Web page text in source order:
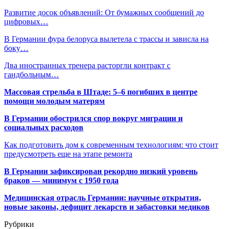
Развитие досок объявлений: От бумажных сообщений до
цифровых…
В Германии фура белоруса вылетела с трассы и зависла на
боку…
Два иностранных тренера расторгли контракт с
гандбольным…
Массовая стрельба в Штаде: 5–6 погибших в центре
помощи молодым матерям
В Германии обострился спор вокруг миграции и
социальных расходов
Как подготовить дом к современным технологиям: что стоит
предусмотреть еще на этапе ремонта
В Германии зафиксирован рекордно низкий уровень
браков — минимум с 1950 года
Медицинская отрасль Германии: научные открытия,
новые законы, дефицит лекарств и забастовки медиков
Рубрики